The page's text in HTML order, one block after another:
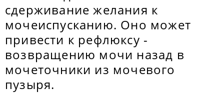
сдерживание желания к
мочеиспусканию. Оно может
привести к рефлюксу -
возвращению мочи назад в
мочеточники из мочевого
пузыря.